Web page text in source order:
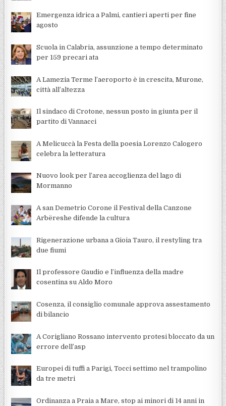
Emergenza idrica a Palmi, cantieri aperti per fine
agosto
Scuola in Calabria, assunzione a tempo determinato
per 159 precari ata
A Lamezia Terme l’aeroporto è in crescita, Murone,
città all’altezza
Il sindaco di Crotone, nessun posto in giunta per il
partito di Vannacci
A Melicuccà la Festa della poesia Lorenzo Calogero
celebra la letteratura
Nuovo look per l’area accoglienza del lago di
Mormanno
A san Demetrio Corone il Festival della Canzone
Arbëreshe difende la cultura
Rigenerazione urbana a Gioia Tauro, il restyling tra
due fiumi
Il professore Gaudio e l’influenza della madre
cosentina su Aldo Moro
Cosenza, il consiglio comunale approva assestamento
di bilancio
A Corigliano Rossano intervento protesi bloccato da un
errore dell’asp
Europei di tuffi a Parigi, Tocci settimo nel trampolino
da tre metri
Ordinanza a Praia a Mare, stop ai minori di 14 anni in